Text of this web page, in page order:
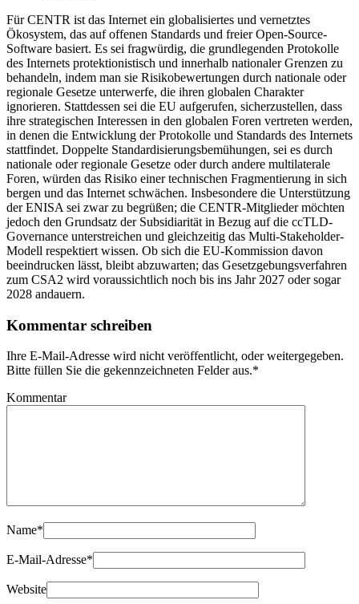
Für CENTR ist das Internet ein globalisiertes und vernetztes
Ökosystem, das auf offenen Standards und freier Open-Source-
Software basiert. Es sei fragwürdig, die grundlegenden Protokolle
des Internets protektionistisch und innerhalb nationaler Grenzen zu
behandeln, indem man sie Risikobewertungen durch nationale oder
regionale Gesetze unterwerfe, die ihren globalen Charakter
ignorieren. Stattdessen sei die EU aufgerufen, sicherzustellen, dass
ihre strategischen Interessen in den globalen Foren vertreten werden,
in denen die Entwicklung der Protokolle und Standards des Internets
stattfindet. Doppelte Standardisierungsbemühungen, sei es durch
nationale oder regionale Gesetze oder durch andere multilaterale
Foren, würden das Risiko einer technischen Fragmentierung in sich
bergen und das Internet schwächen. Insbesondere die Unterstützung
der ENISA sei zwar zu begrüßen; die CENTR-Mitglieder möchten
jedoch den Grundsatz der Subsidiarität in Bezug auf die ccTLD-
Governance unterstreichen und gleichzeitig das Multi-Stakeholder-
Modell respektiert wissen. Ob sich die EU-Kommission davon
beeindrucken lässt, bleibt abzuwarten; das Gesetzgebungsverfahren
zum CSA2 wird voraussichtlich noch bis ins Jahr 2027 oder sogar
2028 andauern.
Kommentar schreiben
Ihre E-Mail-Adresse wird nicht veröffentlicht, oder weitergegeben.
Bitte füllen Sie die gekennzeichneten Felder aus.*
Kommentar
Name*
E-Mail-Adresse*
Website